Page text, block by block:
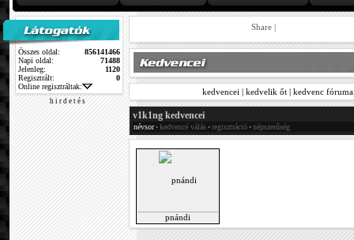
Összes oldal:
856141466
Napi oldal:
71488
Jelenleg:
1120
Regisztrált:
0
Online regisztráltak:
h i r d e t é s
Share |
kedvencei | kedvelik őt | kedvenc
v1k1ng kedvencei
névsor• kedvencé válás • regisztráció • népszerűség
pnándi